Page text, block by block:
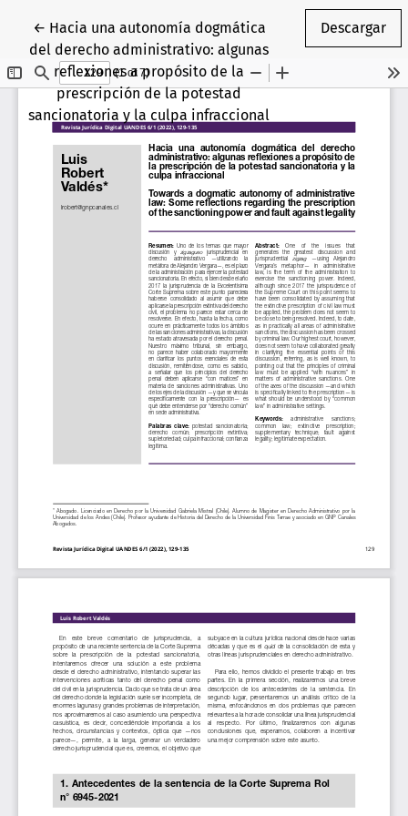
← Volver a los detalles del artículo
Hacia una autonomía dogmática
del derecho administrativo: algunas
reflexiones a propósito de la
prescripción de la potestad
sancionatoria y la culpa infraccional
Descargar